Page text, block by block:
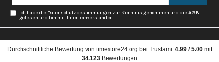
Durchschnittliche Bewertung von timestore24.org bei Trustami: 4.99/5.00mit
34.123 Bewertungen
Ich habe die Datenschutzbestimmungen zur Kenntnis genommen und dieAGB
gelesen und bin mit ihnen einverstanden.